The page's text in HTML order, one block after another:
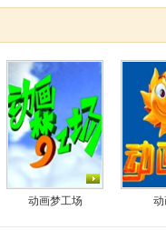
动画梦工场 动